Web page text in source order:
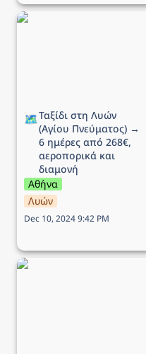
Ταξίδι στη Λυών (Αγίου
🗺️Ταξίδι στη Λυών
(Αγίου Πνεύματος) →
6 ημέρες από 268€,
αεροπορικά και
διαμονή
Αθήνα
Λυών
Dec 10, 2024 9:42 PM
Ταξίδι στο Ντουμπρόβνικ